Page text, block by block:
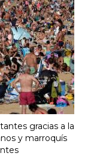
gracias a la
y marroquís